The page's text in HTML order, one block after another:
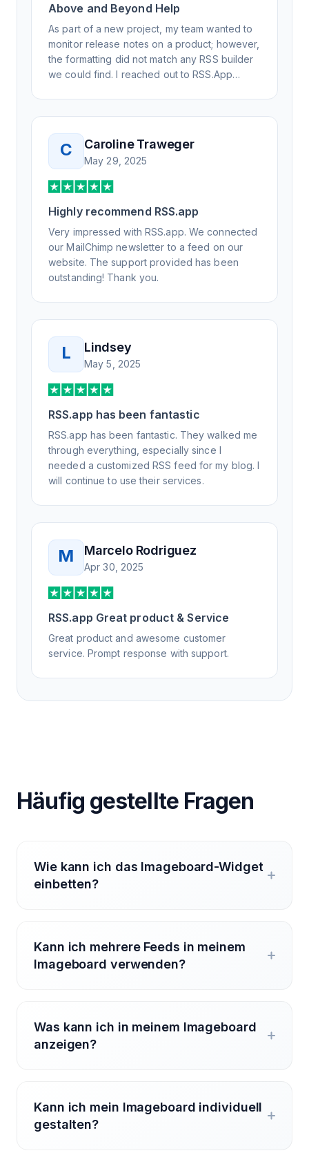
Above and Beyond Help
As part of a new project, my team wanted to
monitor release notes on a product; however,
the formatting did not match any RSS builder
we could find. I reached out to RSS.App
day, but I spoke to someone who was
knowledgeable, kind, and clearly wanted to
understand the issue. It has been a few
weeks, but after many revisions and direct
support, all of my release notes are in a way
that my users understand and find value in.
Honestly, it has been an exceptional
experience, and I will be pushing everyone I
know to RSS.app for their RSS needs.
C Caroline Traweger
May 29, 2025
Highly recommend RSS.app
Very impressed with RSS.app. We connected
our MailChimp newsletter to a feed on our
website. The support provided has been
outstanding! Thank you.
L Lindsey
May 5, 2025
RSS.app has been fantastic
RSS.app has been fantastic. They walked me
through everything, especially since I
needed a customized RSS feed for my blog. I
will continue to use their services.
M Marcelo Rodriguez
Apr 30, 2025
RSS.app Great product & Service
Great product and awesome customer
service. Prompt response with support.
Häufig gestellte Fragen
Wie kann ich das Imageboard-Widget
einbetten?
Kann ich mehrere Feeds in meinem
Imageboard verwenden?
Was kann ich in meinem Imageboard
anzeigen?
Kann ich mein Imageboard individuell
gestalten?